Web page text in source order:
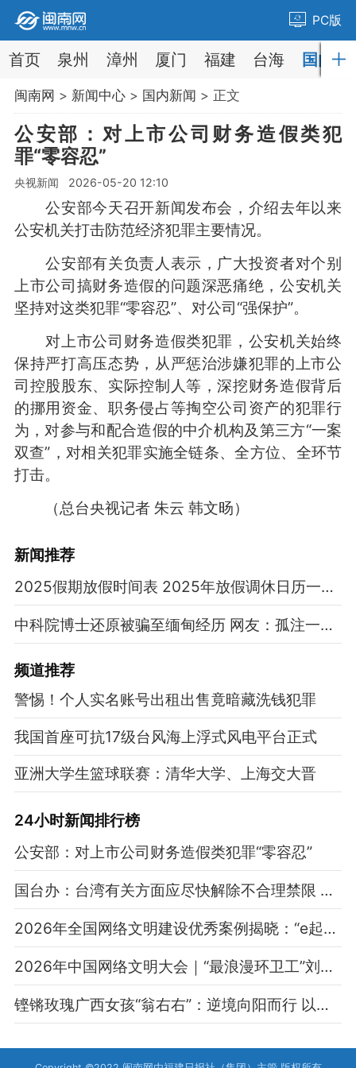
PC版
首页 泉州 漳州 厦门 福建 台海 国内
闽南网 > 新闻中心> 国内新闻 > 正文
公安部：对上市公司财务造假类犯
罪“零容忍”
央视新闻 2026-05-20 12:10
公安部今天召开新闻发布会，介绍去年以来
公安机关打击防范经济犯罪主要情况。
公安部有关负责人表示，广大投资者对个别
上市公司搞财务造假的问题深恶痛绝，公安机关
坚持对这类犯罪“零容忍”、对公司“强保护”。
对上市公司财务造假类犯罪，公安机关始终
保持严打高压态势，从严惩治涉嫌犯罪的上市公
司控股股东、实际控制人等，深挖财务造假背后
的挪用资金、职务侵占等掏空公司资产的犯罪行
为，对参与和配合造假的中介机构及第三方“一案
双查”，对相关犯罪实施全链条、全方位、全环节
打击。
（总台央视记者 朱云 韩文旸）
新闻推荐
2025假期放假时间表 2025年放假调休日历一览表
中科院博士还原被骗至缅甸经历 网友：孤注一掷现实版
频道推荐
警惕！个人实名账号出租出售竟暗藏洗钱犯罪
我国首座可抗17级台风海上浮式风电平台正式
亚洲大学生篮球联赛：清华大学、上海交大晋
24小时新闻排行榜
公安部：对上市公司财务造假类犯罪“零容忍”
国台办：台湾有关方面应尽快解除不合理禁限 推动两岸旅游交流恢复正常
2026年全国网络文明建设优秀案例揭晓：“e起辟谣 清朗有我”网络辟谣沙龙等入选
2026年中国网络文明大会｜“最浪漫环卫工”刘金顶：守好这花瓣飘落的地方
铿锵玫瑰广西女孩“翁右右”：逆境向阳而行 以网络微光汇聚善意暖流